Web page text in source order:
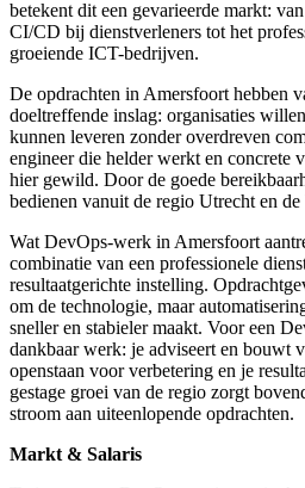
betekent dit een gevarieerde markt:
CI/CD bij dienstverleners tot het
groeiende ICT-bedrijven.
De opdrachten in Amersfoort hebben
doeltreffende inslag: organisaties
kunnen leveren zonder overdreven
engineer die helder werkt en concrete
hier gewild. Door de goede
bedienen vanuit de regio Utrecht en de
Wat DevOps-werk in Amersfoort
combinatie van een professionele
resultaatgerichte instelling.
om de technologie, maar
sneller en stabieler maakt. Voor een
dankbaar werk: je adviseert en bouwt
openstaan voor verbetering en je
gestage groei van de regio zorgt
stroom aan uiteenlopende opdrachten.
Markt & Salaris